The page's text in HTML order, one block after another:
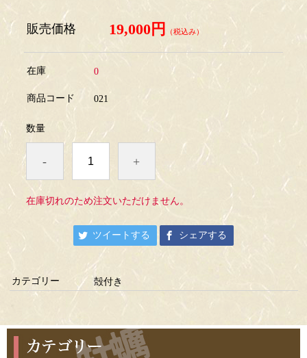
販売価格 19,000円 （税込み）
在庫 0
商品コード 021
数量
- +
在庫切れのため注文いただけません。
ツイートする シェアする
カテゴリー 殻付き
カテゴリー